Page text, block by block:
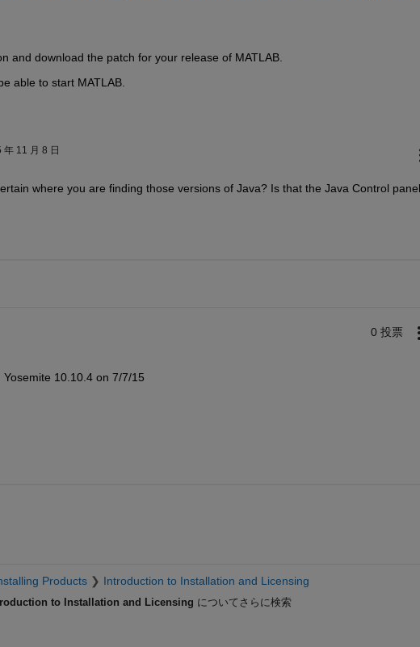
and download the patch for your release of MATLAB.
able to start MATLAB.
年 11 月 8 日
where you are finding those versions of Java? Is that the Java Control
0 投票
10.10.4 on 7/7/15
Products Introduction to Installation and Licensing
to Installation and Licensing についてさらに検索